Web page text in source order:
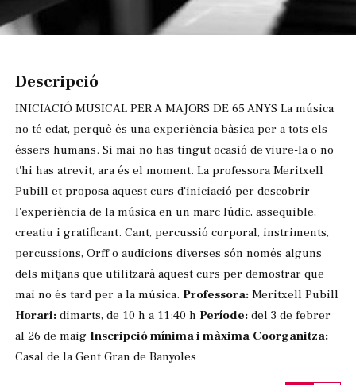
Descripció
INICIACIÓ MUSICAL PER A MAJORS DE 65 ANYS La música
no té edat, perquè és una experiència bàsica per a tots els
éssers humans. Si mai no has tingut ocasió de viure-la o no
t'hi has atrevit, ara és el moment. La professora Meritxell
Pubill et proposa aquest curs d'iniciació per descobrir
l'experiència de la música en un marc lúdic, assequible,
creatiu i gratificant. Cant, percussió corporal, instriments,
percussions, Orff o audicions diverses són només alguns
dels mitjans que utilitzarà aquest curs per demostrar que
mai no és tard per a la música. Professora: Meritxell Pubill
Horari: dimarts, de 10 h a 11:40 h Període: del 3 de febrer
al 26 de maig Inscripció mínima i màxima Coorganitza:
Casal de la Gent Gran de Banyoles